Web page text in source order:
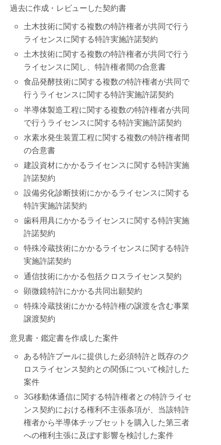
過去に作成・レビューした契約書
土木技術に関する複数の特許権者が共同で行う
ライセンスに関する特許実施許諾契約
土木技術に関する複数の特許権者が共同で行う
ライセンスに関し、特許権者間の合意書
食品発酵技術に関する複数の特許権者が共同で
行うライセンスに関する特許実施許諾契約
半導体製造工程に関する複数の特許権者が共同
で行うライセンスに関する特許実施許諾契約
水素水発生装置工程に関する複数の特許権者間
の合意書
建設資材にかかるライセンスに関する特許実施
許諾契約
設備劣化診断技術にかかるライセンスに関する
特許実施許諾契約
歯科用具にかかるライセンスに関する特許実施
許諾契約
特殊冷蔵技術にかかるライセンスに関する特許
実施許諾契約
通信技術にかかる包括クロスライセンス契約
顕微鏡特許にかかる共同出願契約
特殊冷蔵技術にかかる特許権の譲渡を含む事業
譲渡契約
意見書・鑑定書を作成した案件
ある特許プールに提供した必須特許と既存のク
ロスライセンス契約との関係について検討した
案件
3G移動体通信に関する特許権者との特許ライセ
ンス契約における権利不主張条項が、当該特許
権者から半導体チップセットを購入した第三者
への権利主張に及ぼす影響を検討した案件